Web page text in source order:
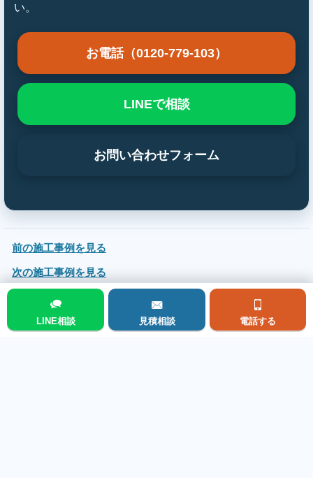
い。
お電話（0120-779-103）
LINEで相談
お問い合わせフォーム
前の施工事例を見る
次の施工事例を見る
施工事例集トップに戻る
メニュー
LINE相談 見積相談 電話する